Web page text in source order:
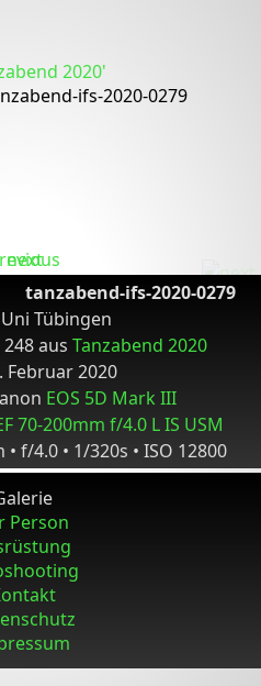
ifs-2020-0279
tanzabend-ifs-2020-0279
Tübingen
aus Tanzabend 2020
Februar 2020
EOS 5D Mark III
70-200mm f/4.0 L IS USM
• f/4.0 • 1/320s • ISO 12800
Person